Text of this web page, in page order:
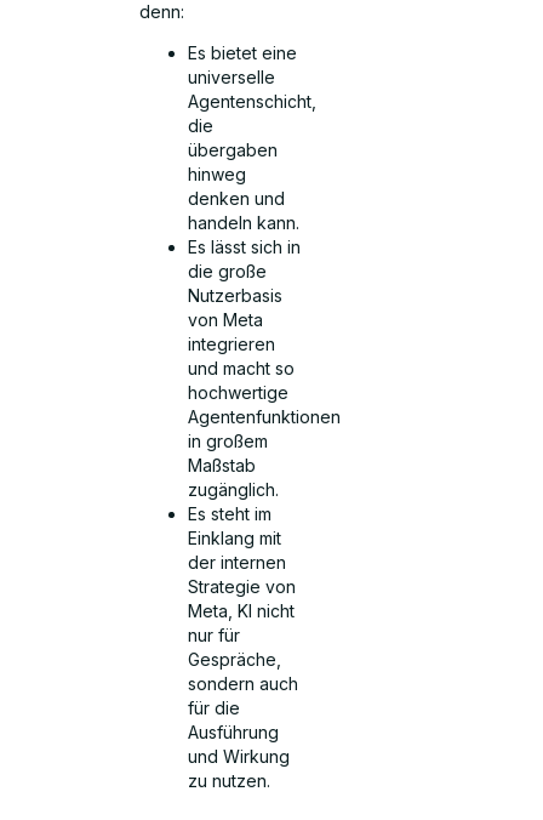
denn:
Es bietet eine
universelle
Agentenschicht,
die
übergaben
hinweg
denken und
handeln kann.
Es lässt sich in
die große
Nutzerbasis
von Meta
integrieren
und macht so
hochwertige
Agentenfunktionen
in großem
Maßstab
zugänglich.
Es steht im
Einklang mit
der internen
Strategie von
Meta, KI nicht
nur für
Gespräche,
sondern auch
für die
Ausführung
und Wirkung
zu nutzen.